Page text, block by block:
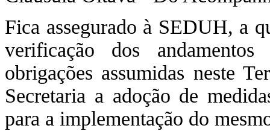
Fica assegurado à SEDUH, a
verificação dos
obrigações assumidas neste
Secretaria a adoção de
para a implementação do